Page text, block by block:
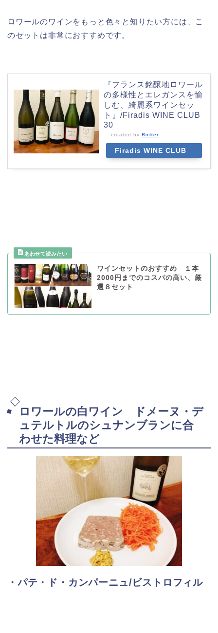
ロワールのワインをもっと色々と知りたい方には、こ
のセットは非常におすすめです。
『フランス銘醸地ロワール
の多様性とエレガンスを愉
しむ、綺麗系ワインセッ
ト』/Firadis WINE CLUB
30
created by Rinker
Firadis WINE CLUB
ワインセットのおすすめ １本
2000円までのコスパの高い、厳
選８セット
ロワールの白ワイン ドメーヌ・デ
ュテルトルのシュナンブランに合
わせた料理など
・パテ・ド・カンパーニュ/ビストロフィル